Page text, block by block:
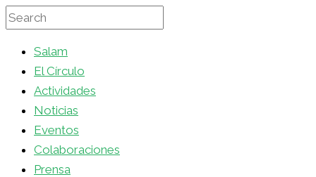
Salam
El Círculo
Actividades
Noticias
Eventos
Colaboraciones
Prensa